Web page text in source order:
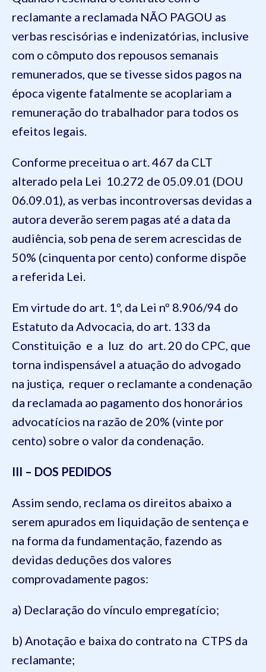
reclamante a reclamada NÃO PAGOU as
verbas rescisórias e indenizatórias, inclusive
com o cômputo dos repousos semanais
remunerados, que se tivesse sidos pagos na
época vigente fatalmente se acoplariam a
remuneração do trabalhador para todos os
efeitos legais.
Conforme preceitua o art. 467 da CLT
alterado pela Lei 10.272 de 05.09.01 (DOU
06.09.01), as verbas incontroversas devidas a
autora deverão serem pagas até a data da
audiência, sob pena de serem acrescidas de
50% (cinquenta por cento) conforme dispõe
a referida Lei.
Em virtude do art. 1º, da Lei nº 8.906/94 do
Estatuto da Advocacia, do art. 133 da
Constituição e a luz do art. 20 do CPC, que
torna indispensável a atuação do advogado
na justiça, requer o reclamante a condenação
da reclamada ao pagamento dos honorários
advocatícios na razão de 20% (vinte por
cento) sobre o valor da condenação.
III – DOS PEDIDOS
Assim sendo, reclama os direitos abaixo a
serem apurados em liquidação de sentença e
na forma da fundamentação, fazendo as
devidas deduções dos valores
comprovadamente pagos:
a) Declaração do vínculo empregatício;
b) Anotação e baixa do contrato na CTPS da
reclamante;